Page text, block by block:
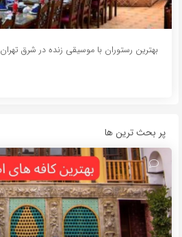
بهترین رستوران با موسیقی زنده در شرق تهران (8 رستوران خوب)
پر بحث ترین ها